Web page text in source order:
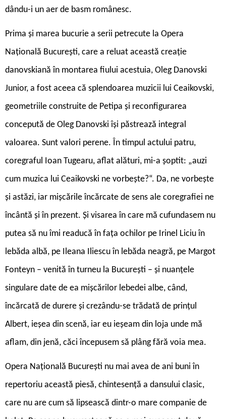
dându-i un aer de basm românesc.
Prima și marea bucurie a serii petrecute la Opera
Națională București, care a reluat această creație
danovskiană în montarea fiului acestuia, Oleg Danovski
Junior, a fost aceea că splendoarea muzicii lui Ceaikovski,
geometriile construite de Petipa și reconfigurarea
concepută de Oleg Danovski își păstrează integral
valoarea. Sunt valori perene. În timpul actului patru,
coregraful Ioan Tugearu, aflat alături, mi-a șoptit: „auzi
cum muzica lui Ceaikovski ne vorbește?“. Da, ne vorbește
și astăzi, iar mișcările încărcate de sens ale coregrafiei ne
încântă și în prezent. Și visarea în care mă cufundasem nu
putea să nu îmi readucă în fața ochilor pe Irinel Liciu în
lebăda albă, pe Ileana Iliescu în lebăda neagră, pe Margot
Fonteyn – venită în turneu la București – și nuanțele
singulare date de ea mișcărilor lebedei albe, când,
încărcată de durere și crezându-se trădată de prințul
Albert, ieșea din scenă, iar eu ieșeam din loja unde mă
aflam, din jenă, căci începusem să plâng fără voia mea.
Opera Națională București nu mai avea de ani buni în
repertoriu această piesă, chintesență a dansului clasic,
care nu are cum să lipsească dintr-o mare companie de